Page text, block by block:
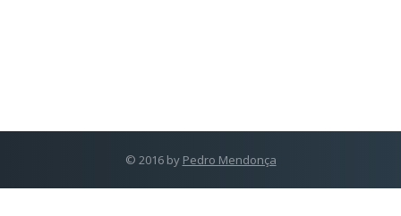
© 2016 by Pedro Mendonça